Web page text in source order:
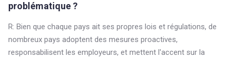
problématique ?
R: Bien que chaque pays ait ses propres lois et régulations, de
nombreux pays adoptent des mesures proactives,
responsabilisent les employeurs, et mettent l'accent sur la